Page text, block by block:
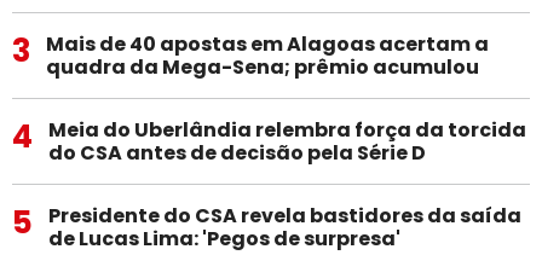
3
Mais de 40 apostas em Alagoas acertam a
quadra da Mega-Sena; prêmio acumulou
4
Meia do Uberlândia relembra força da torcida
do CSA antes de decisão pela Série D
5
Presidente do CSA revela bastidores da saída
de Lucas Lima: 'Pegos de surpresa'